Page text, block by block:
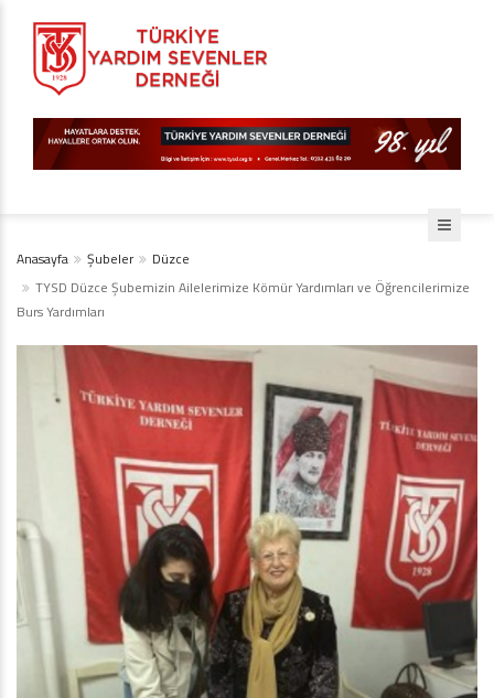
Anasayfa Şubeler
Düzce
TYSD Düzce Şubemizin Ailelerimize Kömür Yardımları ve Öğrencilerimize
Burs Yardımları